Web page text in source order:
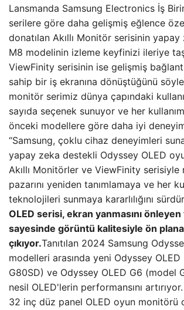
Lansmanda Samsung Electronics İş
serilere göre daha gelişmiş eğlence
donatılan Akıllı Monitör serisinin
M8 modelinin izleme keyfinizi ileriye
ViewFinity serisinin ise gelişmiş
sahip bir iş ekranına dönüştüğünü
monitör serimiz dünya çapındaki
sayıda seçenek sunuyor ve her
önceki modellere göre daha iyi
“Samsung, çoklu cihaz deneyimleri
yapay zeka destekli Odyssey OLED
Akıllı Monitörler ve ViewFinity serisiyle
pazarını yeniden tanımlamaya ve her
teknolojileri sunmaya kararlılığını
OLED serisi, ekran yanmasını
sayesinde görüntü kalitesiyle ön plana
çıkıyor.Tanıtılan 2024 Samsung
modelleri arasında yeni Odyssey
G80SD) ve Odyssey OLED G6 (model
nesil OLED'lerin performansını
32 inç düz panel OLED oyun monitörü